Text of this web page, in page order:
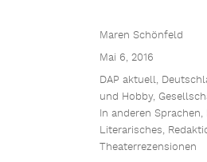
Maren Schönfeld
Mai 6, 2016
DAP aktuell,
und Hobby,
In anderen Sprachen,
Literarisches,
Theaterrezensionen